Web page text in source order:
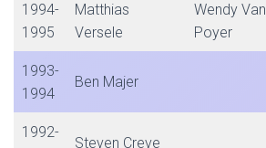
1994-
1995
Matthias
Versele
Wendy Van
Poyer
1993-
1994
Ben Majer
1992-
Steven Creve